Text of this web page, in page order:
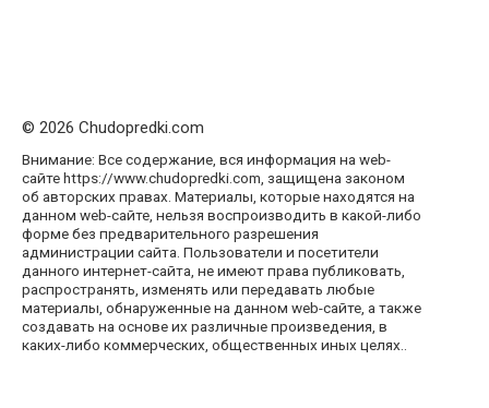
© 2026 Chudopredki.com
Внимание: Все содержание, вся информация на web-
сайте https://www.chudopredki.com, защищена законом
об авторских правах. Материалы, которые находятся на
данном web-сайте, нельзя воспроизводить в какой-либо
форме без предварительного разрешения
администрации сайта. Пользователи и посетители
данного интернет-сайта, не имеют права публиковать,
распространять, изменять или передавать любые
материалы, обнаруженные на данном web-сайте, а также
создавать на основе их различные произведения, в
каких-либо коммерческих, общественных иных целях..